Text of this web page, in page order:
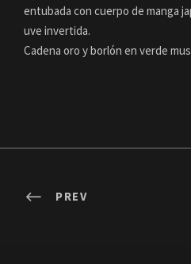
entubada con cuerpo de manga
uve invertida.
Cadena oro y borlón en verde
PREV